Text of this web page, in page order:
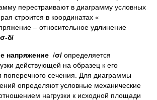
перестраивают в диаграмму условных
строится в координатах «
– относительное удлинение
σ-δ/
напряжение /σ/ определяется
действующей на образец к его
сечения. Для диаграммы
определяют условные механические
нагрузки к исходной площади